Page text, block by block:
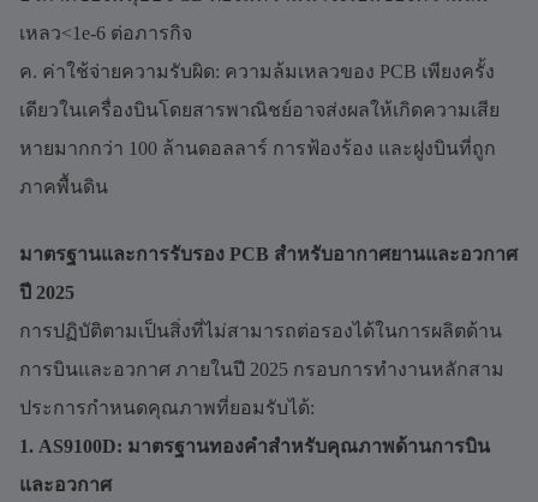
เหลว<1e-6 ต่อภารกิจ
ค. ค่าใช้จ่ายความรับผิด: ความล้มเหลวของ PCB เพียงครั้ง
เดียวในเครื่องบินโดยสารพาณิชย์อาจส่งผลให้เกิดความเสีย
หายมากกว่า 100 ล้านดอลลาร์ การฟ้องร้อง และฝูงบินที่ถูก
ภาคพื้นดิน
มาตรฐานและการรับรอง PCB สำหรับอากาศยานและอวกาศ
ปี 2025
การปฏิบัติตามเป็นสิ่งที่ไม่สามารถต่อรองได้ในการผลิตด้าน
การบินและอวกาศ ภายในปี 2025 กรอบการทำงานหลักสาม
ประการกำหนดคุณภาพที่ยอมรับได้:
1. AS9100D: มาตรฐานทองคำสำหรับคุณภาพด้านการบิน
และอวกาศ